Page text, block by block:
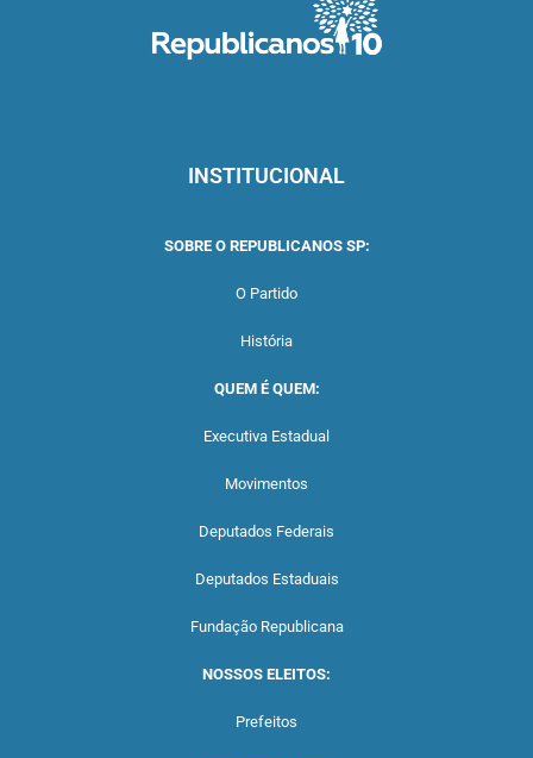
INSTITUCIONAL
SOBRE O REPUBLICANOS SP:
O Partido
História
QUEM É QUEM:
Executiva Estadual
Movimentos
Deputados Federais
Deputados Estaduais
Fundação Republicana
NOSSOS ELEITOS:
Prefeitos